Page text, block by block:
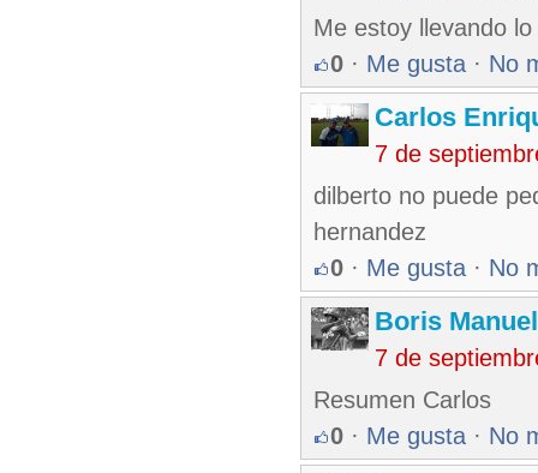
Me estoy llevando
0 · Me gusta · No
Carlos
7 de
dilberto no puede
hernandez
0 · Me gusta · No
Boris
7 de
Resumen Carlos
0 · Me gusta · No